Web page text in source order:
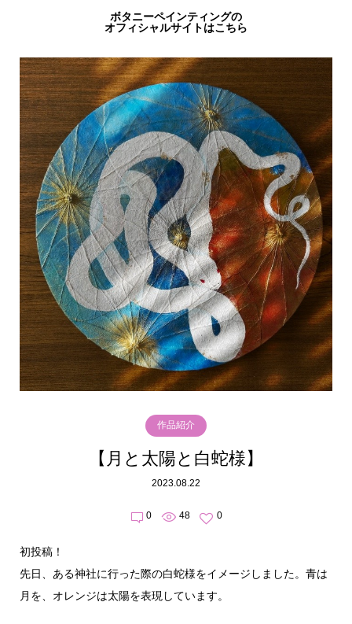
ボタニーペインティングの
オフィシャルサイトはこちら
作品紹介
【月と太陽と白蛇様】
2023.08.22
0 48 0
初投稿！
先日、ある神社に行った際の白蛇様をイメージしました。青は
月を、オレンジは太陽を表現しています。